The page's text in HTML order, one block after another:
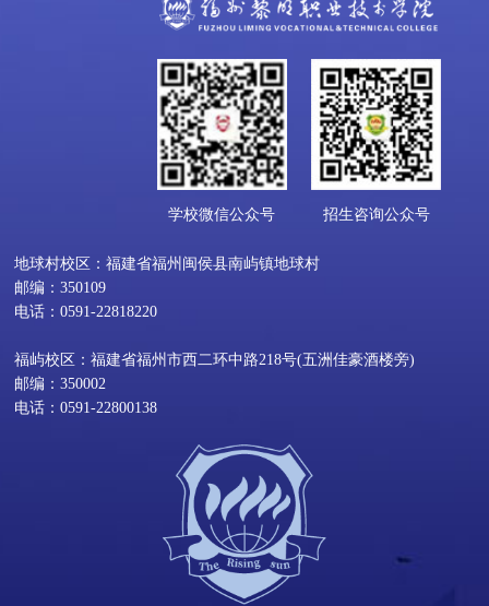
学校微信公众号 招生咨询公众号
地球村校区：福建省福州闽侯县南屿镇地球村
邮编：350109
电话：0591-22818220
福屿校区：福建省福州市西二环中路218号(五洲佳豪酒楼旁)
邮编：350002
电话：0591-22800138